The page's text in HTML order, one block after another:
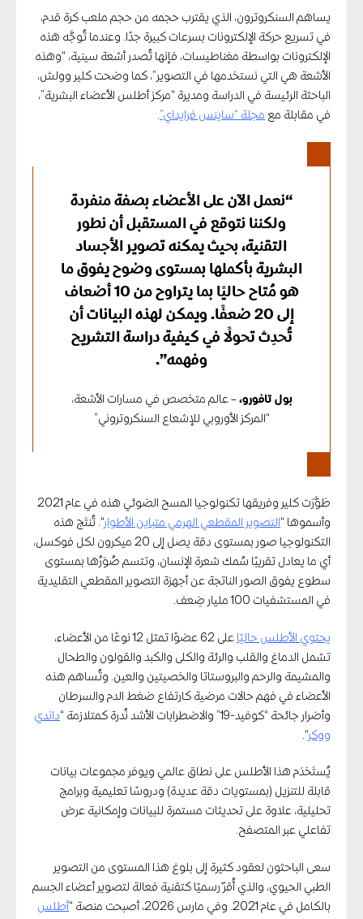
يساهم السنكروترون، الذي يقترب حجمه من حجم ملعب كرة قدم،
في تسريع حركة الإلكترونات بسرعات كبيرة جدًا. وعندما تُوجَّه هذه
الإلكترونات بواسطة مغناطيسات، فإنها تُصدر أشعة سينية، “وهذه
الأشعة هي التي نستخدمها في التصوير”، كما وضحت كلير وولش،
الباحثة الرئيسة في الدراسة ومديرة “مركز أطلس الأعضاء البشرية”،
في مقابلة مع مجلة “ساينس فرايداي”
“نعمل الآن على الأعضاء بصفة منفردة
ولكننا نتوقع في المستقبل أن نطور
التقنية، بحيث يمكنه تصوير الأجساد
البشرية بأكملها بمستوى وضوح يفوق ما
هو مُتاح حاليًا بما يتراوح من 10 أضعاف
إلى 20 ضعفًا. ويمكن لهذه البيانات أن
تُحدِث تحولًا في كيفية دراسة التشريح
وفهمه”.
بول تافورو، – عالم متخصص في مسارات الأشعة،
“المركز الأوروبي للإشعاع السنكروتروني”
طَوَّرَت كلير وفريقها تكنولوجيا المسح الضوئي هذه في عام 2021
وأسموها “ التصوير المقطعي الهرمي متباين الأطوار“. تُنتَج هذه
التكنولوجيا صور بمستوى دقة يصل إلى 20 ميكرون لكل فوكسل،
أي ما يعادل تقريبًا سُمك شعرة الإنسان، وتتسم صُوَرُها بمستوى
سطوع يفوق الصور الناتجة عن أجهزة التصوير المقطعي التقليدية
في المستشفيات 100 مليار ضِعف.
يحتوي الأطلس حاليًا
على 62 عضوًا تمثل 12 نوعًا من الأعضاء،
تشمل الدماغ والقلب والرئة والكلى والكبد والقولون والطحال
والمشيمة والرحم والبروستاتا والخصيتين والعين. وتُساهم هذه
الأعضاء في فهم حالات مرضية كارتفاع ضغط الدم والسرطان
وأضرار جائحة “كوفيد-19” والاضطرابات الأشد نُدرة كمتلازمة “
داندي
ووكر“.
يُستَخدَم هذا الأطلس على نطاق عالمي ويوفر مجموعات بيانات
قابلة للتنزيل (بمستويات دقة عديدة) ودروسًا تعليمية وبرامج
تحليلية، علاوة على تحديثات مستمرة للبيانات وإمكانية عرض
تفاعلي عبر المتصفح.
سعى الباحثون لعقود كثيرة إلى بلوغ هذا المستوى من التصوير
الطبي الحيوي، والذي أُقرّ رسميًا كتقنية فعالة لتصوير أعضاء الجسم
بالكامل في عام 2021. وفي مارس 2026، أصبحت منصة “
أطلس